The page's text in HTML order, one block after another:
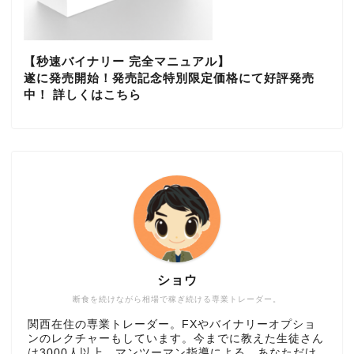
【秒速バイナリー 完全マニュアル】
遂に発売開始！発売記念特別限定価格にて好評発売
中！ 詳しくはこちら
断食を続けながら相場で稼ぎ続ける専業トレーダー。
ショウ
関西在住の専業トレーダー。FXやバイナリーオプショ
ンのレクチャーもしています。今までに教えた生徒さん